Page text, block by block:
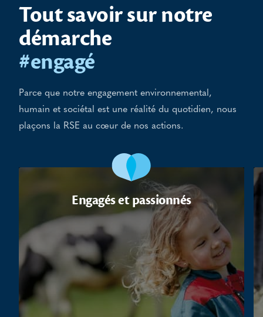
Tout savoir sur notre
démarche
#engagé
Parce que notre engagement environnemental,
humain et sociétal est une réalité du quotidien, nous
plaçons la RSE au cœur de nos actions.
Engagés et passionnés